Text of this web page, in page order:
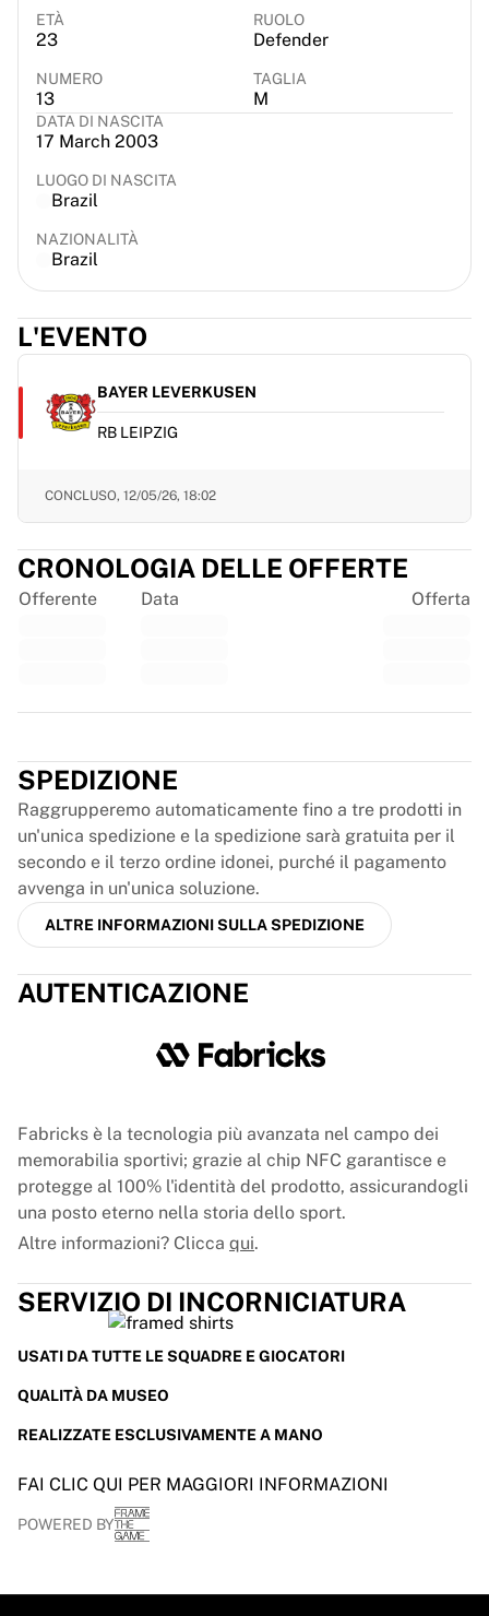
Soudal Quick Step
Netcompany INEOS
Team Jayco AlUla
Visualizza tutto il ciclismo
Rugby
France Rugby
Gloucester Rugby
ASM Clermont Auvergne
Harlequins
Cricket
England Cricket
West Indies
Cricket Ireland
Aalborg Pirates
NHL Alumni
Visualizza tutto l'hockey su ghiaccio
Incornicia la tua maglia
La mia collezione
ETÀ
23
RUOLO
Defender
NUMERO
13
TAGLIA
M
DATA DI NASCITA
17 March 2003
LUOGO DI NASCITA
Brazil
NAZIONALITÀ
Brazil
L'EVENTO
BAYER LEVERKUSEN
RB LEIPZIG
CONCLUSO, 12/05/26, 18:02
CRONOLOGIA DELLE OFFERTE
Offerente Data Offerta
SPEDIZIONE
Raggrupperemo automaticamente fino a tre prodotti in
un'unica spedizione e la spedizione sarà gratuita per il
secondo e il terzo ordine idonei, purché il pagamento
avvenga in un'unica soluzione.
ALTRE INFORMAZIONI SULLA SPEDIZIONE
AUTENTICAZIONE
Fabricks è la tecnologia più avanzata nel campo dei
memorabilia sportivi; grazie al chip NFC garantisce e
protegge al 100% l'identità del prodotto, assicurandogli
una posto eterno nella storia dello sport.
Altre informazioni? Clicca qui.
SERVIZIO DI INCORNICIATURA
USATI DA TUTTE LE SQUADRE E GIOCATORI
QUALITÀ DA MUSEO
REALIZZATE ESCLUSIVAMENTE A MANO
FAI CLIC QUI PER MAGGIORI INFORMAZIONI
POWERED BY